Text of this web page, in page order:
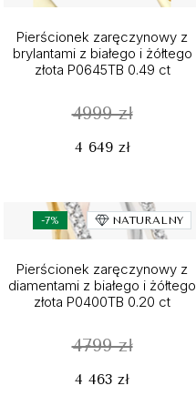
Pierścionek zaręczynowy z
brylantami z białego i żółtego
złota P0645TB 0.49 ct
4999 zł
4 649 zł
-7% NATURALNY
Pierścionek zaręczynowy z
diamentami z białego i żółtego
złota P0400TB 0.20 ct
4799 zł
4 463 zł